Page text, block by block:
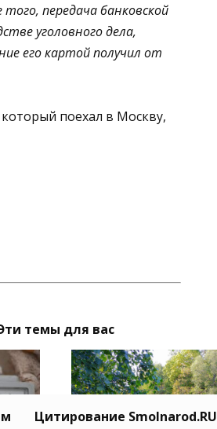
передача банковской
уголовного дела,
его картой получил от
поехал в Москву,
темы для вас
Цитирование Smolnarod.RU